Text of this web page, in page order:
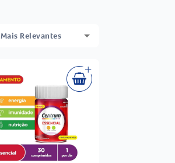
Mais Relevantes